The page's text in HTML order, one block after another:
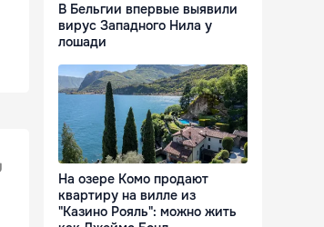
В Бельгии впервые выявили
вирус Западного Нила у
лошади
На озере Комо продают
квартиру на вилле из
"Казино Рояль": можно жить